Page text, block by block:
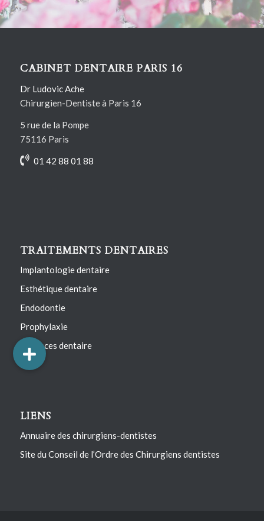
CABINET DENTAIRE PARIS 16
Dr Ludovic Ache
Chirurgien-Dentiste à Paris 16
5 rue de la Pompe
75116 Paris
01 42 88 01 88
Contactez-nous
TRAITEMENTS DENTAIRES
Implantologie dentaire
Esthétique dentaire
Endodontie
Prophylaxie
Urgences dentaire
LIENS
Annuaire des chirurgiens-dentistes
Site du Conseil de l’Ordre des Chirurgiens dentistes